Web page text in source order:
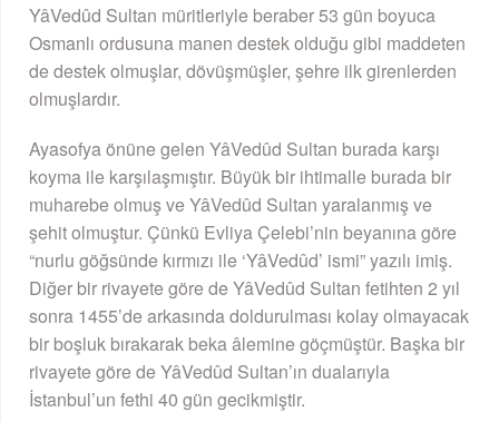
YâVedûd Sultan müritleriyle beraber 53 gün boyuca
Osmanlı ordusuna manen destek olduğu gibi maddeten
de destek olmuşlar, dövüşmüşler, şehre ilk girenlerden
olmuşlardır.
Ayasofya önüne gelen YâVedûd Sultan burada karşı
koyma ile karşılaşmıştır. Büyük bir ihtimalle burada bir
muharebe olmuş ve YâVedûd Sultan yaralanmış ve
şehit olmuştur. Çünkü Evliya Çelebi’nin beyanına göre
“nurlu göğsünde kırmızı ile ‘YâVedûd’ ismi” yazılı imiş.
Diğer bir rivayete göre de YâVedûd Sultan fetihten 2 yıl
sonra 1455’de arkasında doldurulması kolay olmayacak
bir boşluk bırakarak beka âlemine göçmüştür. Başka bir
rivayete göre de YâVedûd Sultan’ın dualarıyla
İstanbul’un fethi 40 gün gecikmiştir.